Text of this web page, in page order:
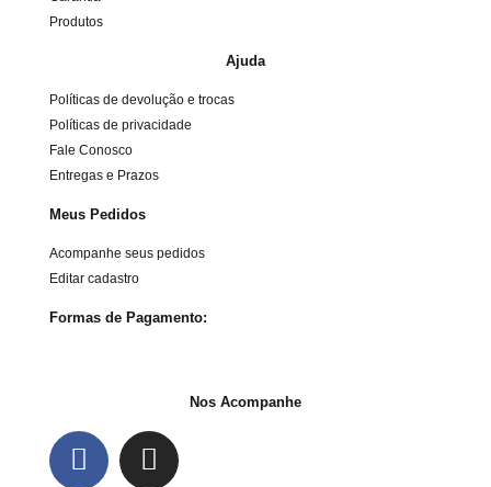
Produtos
Ajuda
Políticas de devolução e trocas
Políticas de privacidade
Fale Conosco
Entregas e Prazos
Meus Pedidos
Acompanhe seus pedidos
Editar cadastro
Formas de Pagamento:
Nos Acompanhe